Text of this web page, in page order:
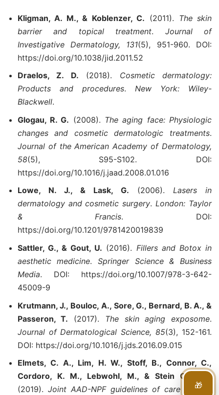
Kligman, A. M., & Koblenzer, C. (2011). The skin
barrier and topical treatment. Journal of
Investigative Dermatology, 131(5), 951-960. DOI:
https://doi.org/10.1038/jid.2011.52
Draelos, Z. D. (2018). Cosmetic dermatology:
Products and procedures. New York: Wiley-
Blackwell.
Glogau, R. G. (2008). The aging face: Physiologic
changes and cosmetic dermatologic treatments.
Journal of the American Academy of Dermatology,
58(5), S95-S102. DOI:
https://doi.org/10.1016/j.jaad.2008.01.016
Lowe, N. J., & Lask, G. (2006). Lasers in
dermatology and cosmetic surgery.London: Taylor
& Francis. DOI:
https://doi.org/10.1201/9781420019839
Sattler, G., & Gout, U. (2016). Fillers and Botox in
aesthetic medicine.Springer Science & Business
Media. DOI: https://doi.org/10.1007/978-3-642-
45009-9
Krutmann, J., Bouloc, A., Sore, G., Bernard, B. A., &
Passeron, T. (2017). The skin aging exposome.
Journal of Dermatological Science, 85(3), 152-161.
DOI: https://doi.org/10.1016/j.jds.2016.09.015
Elmets, C. A., Lim, H. W., Stoff, B., Connor, C.,
Cordoro, K. M., Lebwohl, M., & Stein Gold, L.
(2019). Joint AAD-NPF guidelines of care for the
🎁